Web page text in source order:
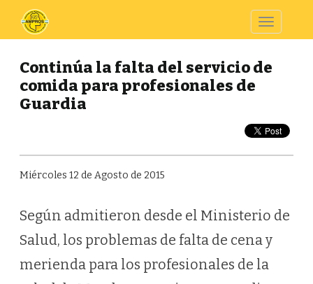
Toggle
Continúa la falta del servicio de
comida para profesionales de
Guardia
Miércoles 12 de Agosto de 2015
Según admitieron desde el Ministerio de
Salud, los problemas de falta de cena y
merienda para los profesionales de la